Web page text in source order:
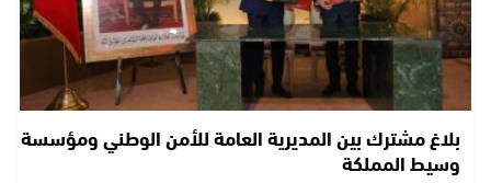
بلاغ مشترك بين المديرية العامة للأمن الوطني ومؤسسة
وسيط المملكة